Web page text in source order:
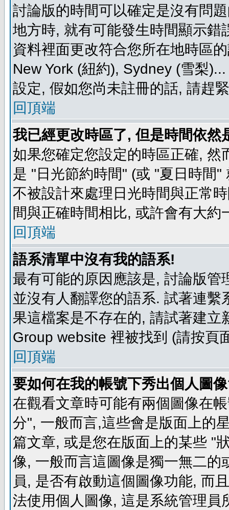
討論版的時間可以確定是沒有問
地方時, 就有可能發生時間顯示
資料裡面更改符合您所在地時區
New York (紐約), Sydney (雪梨
設定, 假如您尚未註冊的話, 請趕
回頂端
我已經更改時區了, 但是時間依然
如果您確定您設定的時區正確,
是 "日光節約時間" (或 "夏日時間
不被設計來處理日光時間與正常
間與正確時間相比, 或許會有大約
回頂端
語系清單中沒有我的語系!
最有可能的原因應該是, 討論版
並沒有人翻譯您的語系. 試著連
果這檔案是不存在的, 請試著建
Group website 裡被找到 (請按頁
回頂端
要如何在我的帳號下秀出個人圖
在觀看文章時可能有兩個圖像在
分", 一般而言,這些會是版面上的
篇文章, 或是您在版面上的某些 "
像, 一般而言這圖像是獨一無二
員, 是否有啟動這個圖像功能, 而
法使用個人圖像, 這是系統管理